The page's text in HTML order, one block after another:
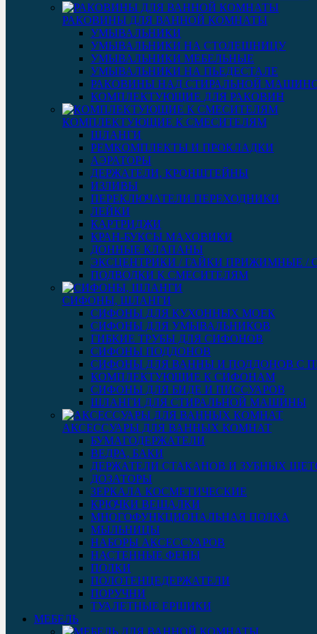
РАКОВИНЫ ДЛЯ ВАННОЙ КОМНАТЫ
УМЫВАЛЬНИКИ
УМЫВАЛЬНИКИ НА СТОЛЕШНИЦУ
УМЫВАЛЬНИКИ МЕБЕЛЬНЫЕ
УМЫВАЛЬНИКИ НА ПЬЕДЕСТАЛЕ
РАКОВИНЫ НАД СТИРАЛЬНОЙ
КОМПЛЕКТУЮЩИЕ ДЛЯ РАКОВИН
КОМПЛЕКТУЮЩИЕ К СМЕСИТЕЛЯМ
ШЛАНГИ
РЕМКОМПЛЕКТЫ И ПРОКЛАДКИ
АЭРАТОРЫ
ДЕРЖАТЕЛИ, КРОНШТЕЙНЫ
ИЗЛИВЫ
ПЕРЕКЛЮЧАТЕЛИ ПЕРЕХОДНИКИ
ЛЕЙКИ
КАРТРИДЖИ
КРАН-БУКСЫ МАХОВИКИ
ДОННЫЕ КЛАПАНЫ
ЭКСЦЕНТРИКИ / ГАЙКИ ПРИЖИМНЫЕ /
ПОДВОДКИ К СМЕСИТЕЛЯМ
СИФОНЫ, ШЛАНГИ
СИФОНЫ ДЛЯ КУХОННЫХ МОЕК
СИФОНЫ ДЛЯ УМЫВАЛЬНИКОВ
ГИБКИЕ ТРУБЫ ДЛЯ СИФОНОВ
СИФОНЫ ПОДДОНОВ
СИФОНЫ ДЛЯ ВАННЫ И ПОДДОНОВ С
КОМПЛЕКТУЮЩИЕ К СИФОНАМ
СИФОНЫ ДЛЯ БИДЕ И ПИССУАРОВ
ШЛАНГИ ДЛЯ СТИРАЛЬНОЙ МАШИНЫ
АКСЕССУАРЫ ДЛЯ ВАННЫХ КОМНАТ
БУМАГОДЕРЖАТЕЛИ
ВЕДРА, БАКИ
ДЕРЖАТЕЛИ СТАКАНОВ И ЗУБНЫХ
ДОЗАТОРЫ
ЗЕРКАЛА КОСМЕТИЧЕСКИЕ
КРЮЧКИ ВЕШАЛКИ
МНОГОФУНКЦИОНАЛЬНАЯ ПОЛКА
МЫЛЬНИЦЫ
НАБОРЫ АКСЕССУАРОВ
НАСТЕННЫЕ ФЕНЫ
ПОЛКИ
ПОЛОТЕНЦЕДЕРЖАТЕЛИ
ПОРУЧНИ
ТУАЛЕТНЫЕ ЕРШИКИ
МЕБЕЛЬ